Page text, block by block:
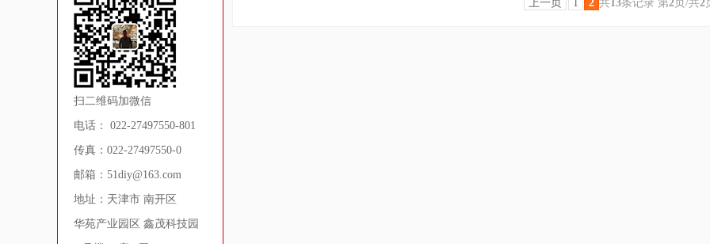
扫二维码加微信
电话： 022-27497550-801
传真：022-27497550-0
邮箱：51diy@163.com
地址：天津市 南开区
华苑产业园区 鑫茂科技园
上一页 1 2 共13条记录 第2页/共2